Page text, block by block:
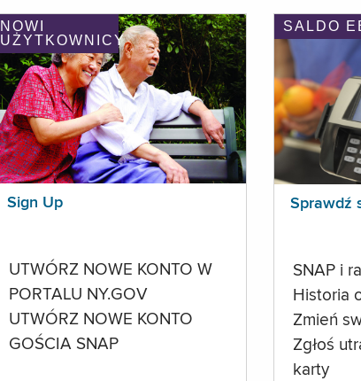
NOWI
UŻYTKOWNICY
Sign Up
UTWÓRZ NOWE KONTO W
PORTALU NY.GOV
UTWÓRZ NOWE KONTO
GOŚCIA SNAP
SALDO
Sprawdź
SNAP i
Historia
Zmień
Zgłoś
karty